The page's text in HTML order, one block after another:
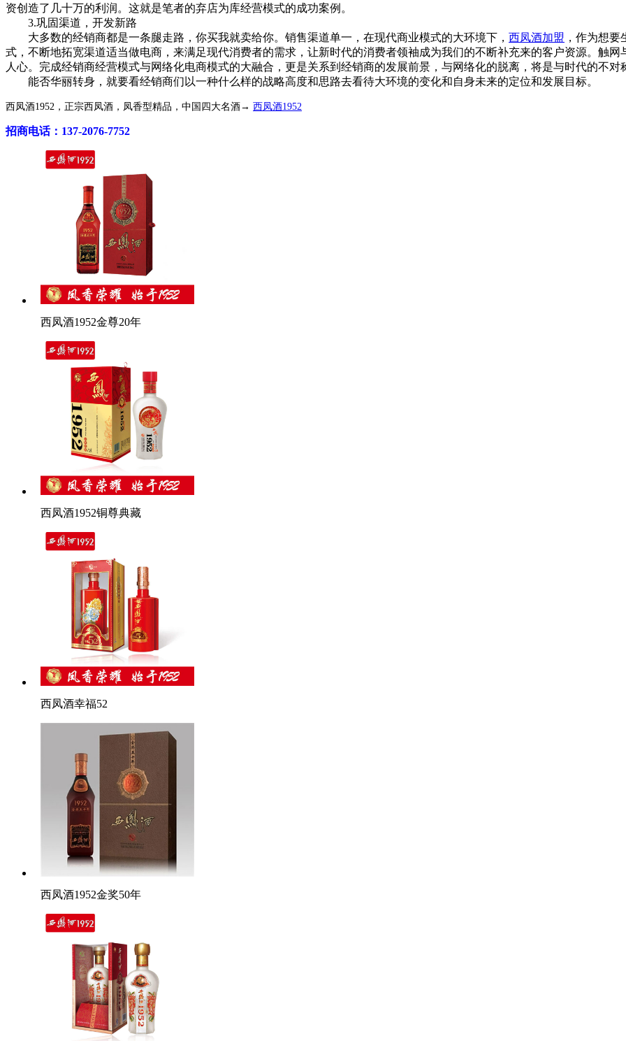
资创造了几十万的利润。这就是笔者的弃店为库经营模式的成功案例。
3.巩固渠道，开发新路
大多数的经销商都是一条腿走路，你买我就卖给你。销售渠道单一，在现代商业模式的大环境下， 西凤酒加盟 ，作为想
式，不断地拓宽渠道适当做电商，来满足现代消费者的需求，让新时代的消费者领袖成为我们的不断补充来的客户资源。触
人心。完成经销商经营模式与网络化电商模式的大融合，更是关系到经销商的发展前景，与网络化的脱离，将是与时代的不
能否华丽转身，就要看经销商们以一种什么样的战略高度和思路去看待大环境的变化和自身未来的定位和发展目标。
西凤酒1952，正宗西凤酒，凤香型精品，中国四大名酒→ 西凤酒1952
招商电话：137-2076-7752
西凤酒1952金尊20年
西凤酒1952铜尊典藏
西凤酒幸福52
西凤酒1952金奖50年